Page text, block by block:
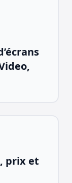
prix et